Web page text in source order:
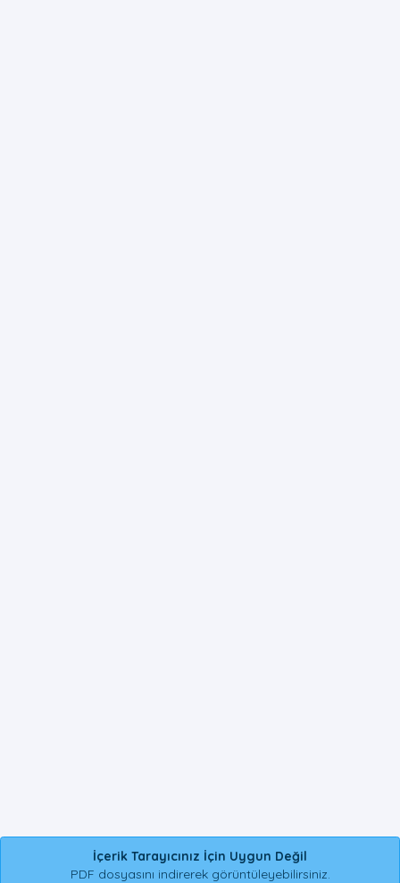
İçerik Tarayıcınız İçin Uygun Değil
PDF dosyasını indirerek görüntüleyebilirsiniz.